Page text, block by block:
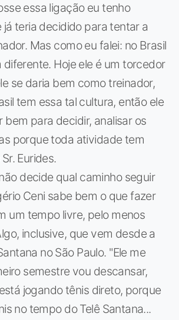
essa ligação eu tenho
teria decidido para tentar a
Mas como eu falei: no Brasil
diferente. Hoje ele é um torcedor
se daria bem como treinador,
tem essa tal cultura, então ele
bem para decidir, analisar os
porque toda atividade tem
Eurides.
decide qual caminho seguir
Ceni sabe bem o que fazer
um tempo livre, pelo menos
inclusive, que vem desde a
no São Paulo. "Ele me
semestre vou descansar,
jogando tênis direto, porque
no tempo do Telê Santana...